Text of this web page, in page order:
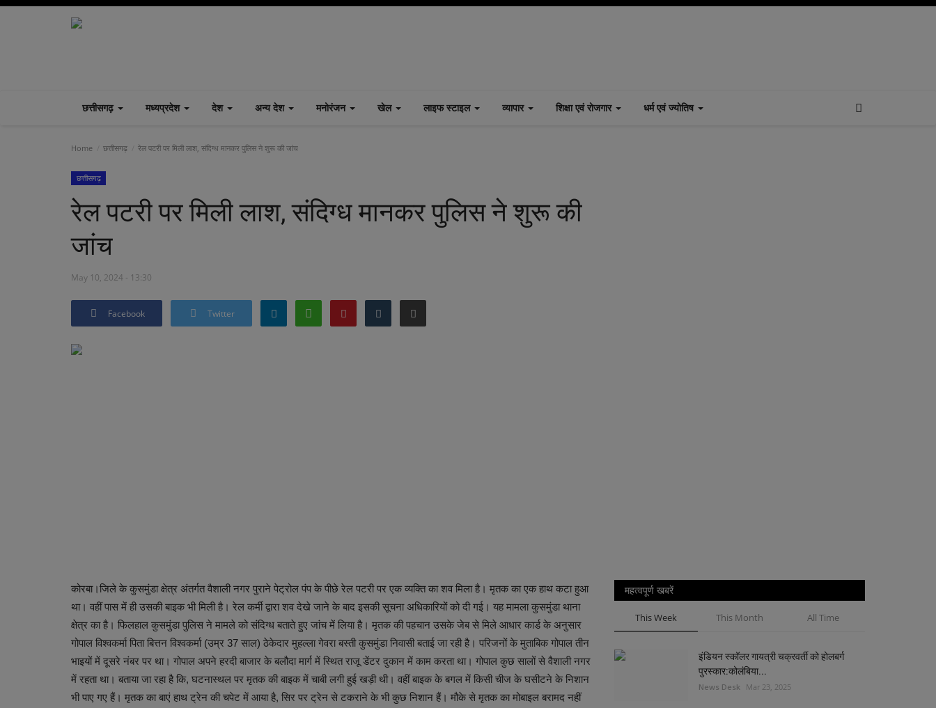
छत्तीसगढ़ मध्यप्रदेश देश अन्य देश मनोरंजन खेल लाइफ स्टाइल व्यापार शिक्षा एवं रोजगार धर्म एवं ज्योतिष
Home छत्तीसगढ़ रेल पटरी पर मिली लाश, संदिग्ध मानकर पुलिस ने शुरू की जांच
छत्तीसगढ़
रेल पटरी पर मिली लाश, संदिग्ध मानकर पुलिस ने शुरू की
जांच
May 10, 2024 - 13:30
Facebook Twitter
कोरबा।जिले के कुसमुंडा क्षेत्र अंतर्गत वैशाली नगर पुराने पेट्रोल पंप के पीछे रेल पटरी पर एक व्यक्ति का शव मिला है। मृतक का एक हाथ कटा हुआ
था। वहीं पास में ही उसकी बाइक भी मिली है। रेल कर्मी द्वारा शव देखे जाने के बाद इसकी सूचना अधिकारियों को दी गई। यह मामला कुसमुंडा थाना
क्षेत्र का है। फिलहाल कुसमुंडा ​​​​​​​पुलिस ने मामले को संदिग्ध बताते हुए जांच में लिया है। मृतक की पहचान उसके जेब से मिले आधार कार्ड के अनुसार
गोपाल विश्वकर्मा पिता बित्तन विश्वकर्मा (उम्र 37 साल) ठेकेदार मुहल्ला गेवरा बस्ती कुसमुंडा निवासी बताई जा रही है। परिजनों के मुताबिक गोपाल तीन
भाइयों में दूसरे नंबर पर था। गोपाल अपने हरदी बाजार के बलौदा मार्ग में स्थित राजू डेंटर दुकान में काम करता था। गोपाल कुछ सालों से वैशाली नगर
में रहता था। बताया जा रहा है कि, घटनास्थल पर मृतक की बाइक में चाबी लगी हुई खड़ी थी। वहीं बाइक के बगल में किसी चीज के घसीटने के निशान
भी पाए गए हैं। मृतक का बाएं हाथ ट्रेन की चपेट में आया है, सिर पर ट्रेन से टकराने के भी कुछ निशान हैं। मौके से मृतक का मोबाइल बरामद नहीं
महत्वपूर्ण खबरें
This Week This Month All Time
इंडियन स्कॉलर गायत्री चक्रवर्ती को होलबर्ग
पुरस्कार:कोलंबिया...
News Desk Mar 23, 2025